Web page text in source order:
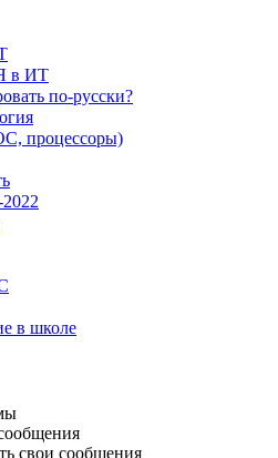
в ИТ
по-русски?
процессоры)
в школе
свои сообщения